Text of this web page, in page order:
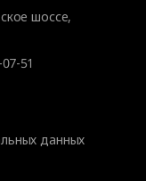
шоссе,
51
данных